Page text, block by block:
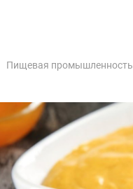
Пищевая промышленность